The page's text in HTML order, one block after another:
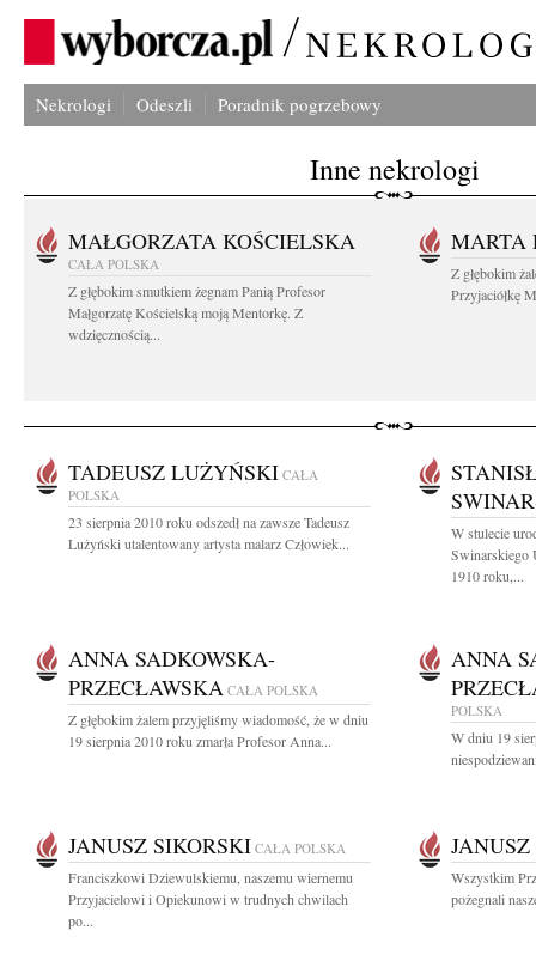
Nekrologi Odeszli Poradnik pogrzebowy
Inne nekrologi
MAŁGORZATA KOŚCIELSKA
CAŁA POLSKA
Z głębokim smutkiem żegnam Panią Profesor
Małgorzatę Kościelską moją Mentorkę. Z
wdzięcznością...
MARTA
Z głębokim
Przyjaciółkę
TADEUSZ LUŻYŃSKI CAŁA
POLSKA
23 sierpnia 2010 roku odszedł na zawsze Tadeusz
Lużyński utalentowany artysta malarz Człowiek...
W stulecie
Swinarskiego
1910 roku,...
ANNA SADKOWSKA-
PRZECŁAWSKA CAŁA POLSKA
Z głębokim żalem przyjęliśmy wiadomość, że w dniu
19 sierpnia 2010 roku zmarła Profesor Anna...
ANNA
POLSKA
W dniu 19
JANUSZ SIKORSKI CAŁA POLSKA
Franciszkowi Dziewulskiemu, naszemu wiernemu
Przyjacielowi i Opiekunowi w trudnych chwilach
po...
Wszystkim
pożegnali